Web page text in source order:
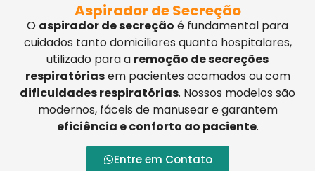
Aspirador de Secreção
O aspirador de secreção é fundamental para
cuidados tanto domiciliares quanto hospitalares,
utilizado para a remoção de secreções
respiratóriasem pacientes acamados ou com
dificuldades respiratórias. Nossos modelos são
modernos, fáceis de manusear e garantem
eficiência e conforto ao paciente.
Entre em Contato